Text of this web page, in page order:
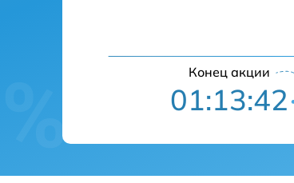
Конец акции
01:13:42